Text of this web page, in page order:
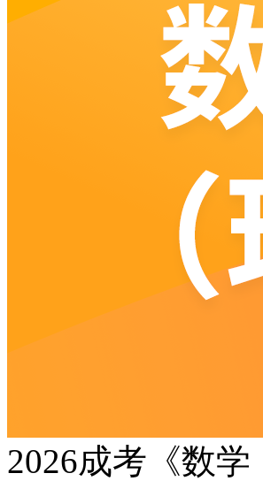
2026成考《数